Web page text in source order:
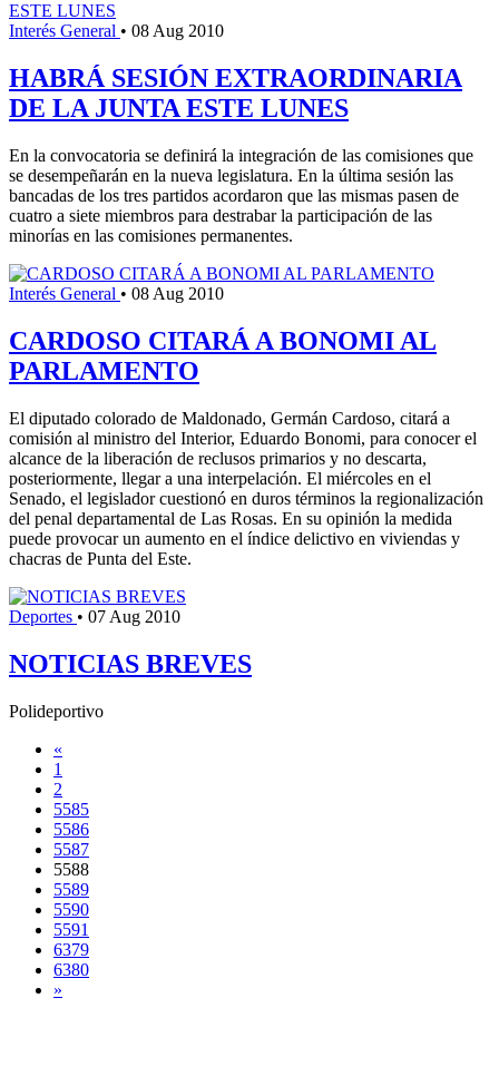
Interés General • 08 Aug 2010
HABRÁ SESIÓN EXTRAORDINARIA
DE LA JUNTA ESTE LUNES
En la convocatoria se definirá la integración de las comisiones que
se desempeñarán en la nueva legislatura. En la última sesión las
bancadas de los tres partidos acordaron que las mismas pasen de
cuatro a siete miembros para destrabar la participación de las
minorías en las comisiones permanentes.
Interés General • 08 Aug 2010
CARDOSO CITARÁ A BONOMI AL
PARLAMENTO
El diputado colorado de Maldonado, Germán Cardoso, citará a
comisión al ministro del Interior, Eduardo Bonomi, para conocer el
alcance de la liberación de reclusos primarios y no descarta,
posteriormente, llegar a una interpelación. El miércoles en el
Senado, el legislador cuestionó en duros términos la regionalización
del penal departamental de Las Rosas. En su opinión la medida
puede provocar un aumento en el índice delictivo en viviendas y
chacras de Punta del Este.
Deportes • 07 Aug 2010
NOTICIAS BREVES
Polideportivo
«
1
2
5585
5586
5587
5588
5589
5590
5591
6379
6380
»